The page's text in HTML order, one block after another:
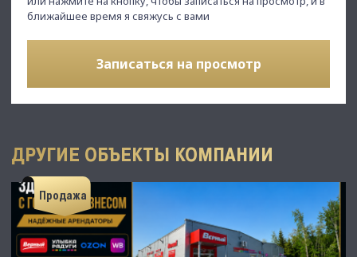
ближайшее время я свяжусь с вами
Записаться на просмотр
ДРУГИЕ ОБЪЕКТЫ КОМПАНИИ
Продажа